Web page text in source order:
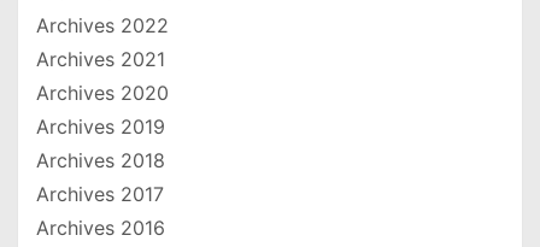
Archives 2022
Archives 2021
Archives 2020
Archives 2019
Archives 2018
Archives 2017
Archives 2016